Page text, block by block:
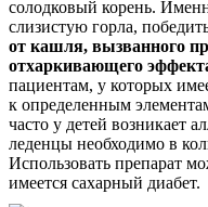
солодковый корень.
слизистую горла,
от кашля, вызванного
отхаркивающего
пациентам, у которых
к определенным
часто у детей возникает
леденцы необходимо в
Использовать препарат
имеется сахарный диабет.